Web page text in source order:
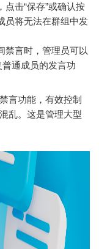
点击“保存”或确认按
员将无法在群组中发
禁言时，管理员可以
普通成员的发言功
言功能，有效控制
乱。这是管理大型